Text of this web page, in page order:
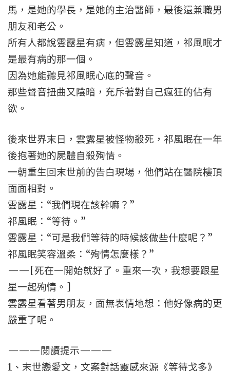
馬，是她的學長，是她的主治醫師，最後還兼職男
朋友和老公。
所有人都說雲露星有病，但雲露星知道，祁風眠才
是最有病的那一個。
因為她能聽見祁風眠心底的聲音。
那些聲音扭曲又陰暗，充斥著對自己瘋狂的佔有
欲。
後來世界末日，雲露星被怪物殺死，祁風眠在一年
後抱著她的屍體自殺殉情。
一朝重生回末世前的告白現場，他們站在醫院樓頂
面面相對。
雲露星：“我們現在該幹嘛？”
祁風眠：“等待。”
雲露星：“可是我們等待的時候該做些什麼呢？”
祁風眠笑容溫柔：“殉情怎麼樣？”
——[死在一開始就好了。重來一次，我想要跟星
星一起殉情。]
雲露星看著男朋友，面無表情地想：他好像病的更
嚴重了呢。
———閱讀提示———
1、末世戀愛文，文案對話靈感來源《等待戈多》